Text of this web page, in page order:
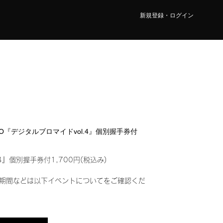
新規登録・ログイン
『デジタルブロマイドvol.4』個別握手券付
』個別握手券付1,700円(税込み)
間などは以下イベントについてをご確認くだ